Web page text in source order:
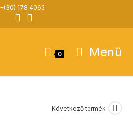
+(30) 178 4063
0 Menü
Következő termék